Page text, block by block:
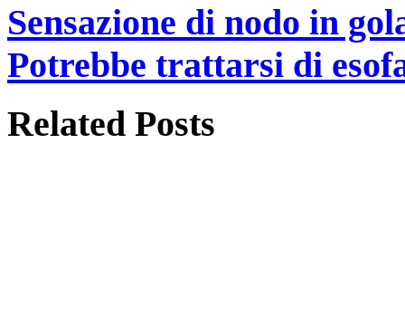
Sensazione di nodo in
Potrebbe trattarsi di
Related Posts